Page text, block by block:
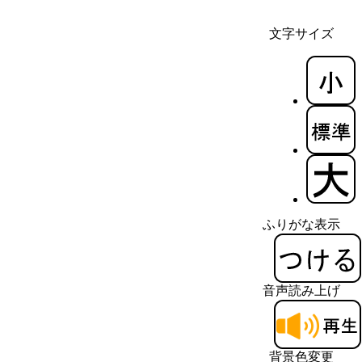
文字サイズ
ふりがな表示
音声読み上げ
背景色変更